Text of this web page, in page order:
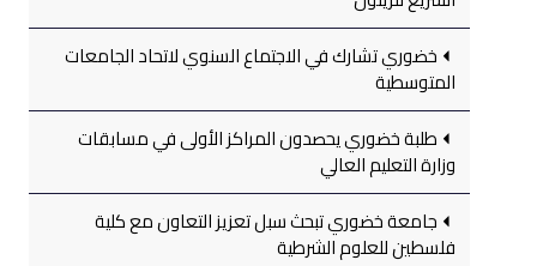
خضوري تشارك في الاجتماع السنوي لاتحاد الجامعات
المتوسطية
طلبة خضوري يحصدون المراكز الأولى في مسابقات
وزارة التعليم العالي
جامعة خضوري تبحث سبل تعزيز التعاون مع كلية
فلسطين للعلوم الشرطية